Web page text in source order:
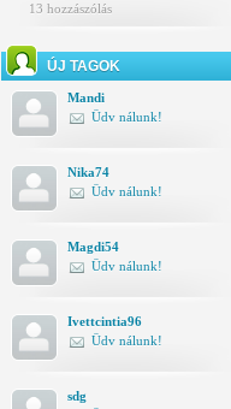
13 hozzászólás
ÚJ TAGOK
Mandi
Üdv nálunk!
Nika74
Üdv nálunk!
Magdi54
Üdv nálunk!
Ivettcintia96
Üdv nálunk!
sdg